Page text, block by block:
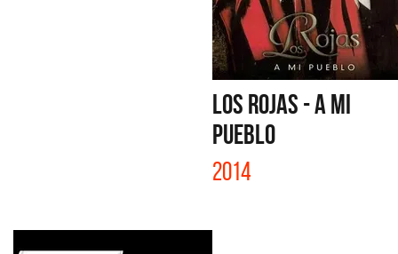
LOS ROJAS - A MI
PUEBLO
2014